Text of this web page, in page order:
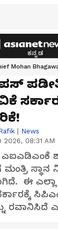
ಕನ್ನಡ
Mohan
| News
2026, 08:31 AM
ಎಐಎಡಿಎಂಕೆ
ಮಂತ್ರಿ ಸ್ಥಾನ
ಈ ಎಲ್ಲಾ
ರವಾನಿಸಿದೆ